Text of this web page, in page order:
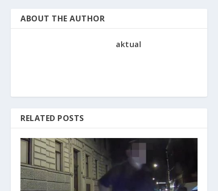
ABOUT THE AUTHOR
aktual
RELATED POSTS